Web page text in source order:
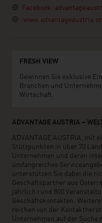
Facebook:
FRESH VIEW
Gewinnen Sie exklusive
Branchen und
Wirtschaft.
ADVANTAGE AUSTRIA –
ADVANTAGE AUSTRIA, mit
Stützpunkten in über 70
Unternehmen und deren
umfangreiches
unterstützen Sie dabei die
Geschäftspartner aus
jährlich rund 800
Geschäftskontakten. Weitere
reichen von der
Unternehmen auf der